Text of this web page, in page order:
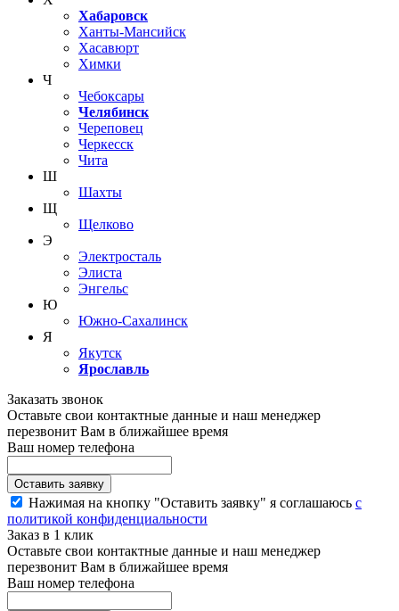
Хабаровск
Ханты-Мансийск
Хасавюрт
Химки
Ч
Чебоксары
Челябинск
Череповец
Черкесск
Чита
Ш
Шахты
Щ
Щелково
Э
Электросталь
Элиста
Энгельс
Ю
Южно-Сахалинск
Я
Якутск
Ярославль
Заказать звонок
Оставьте свои контактные данные и наш менеджер
перезвонит Вам в ближайшее время
Ваш номер телефона
Нажимая на кнопку "Оставить заявку" я соглашаюсь с
политикой конфиденциальности
Заказ в 1 клик
Оставьте свои контактные данные и наш менеджер
перезвонит Вам в ближайшее время
Ваш номер телефона